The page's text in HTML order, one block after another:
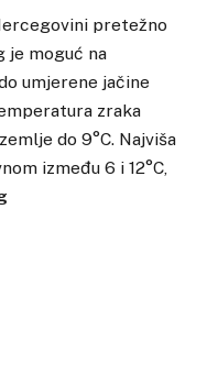
pretežno
je moguć na
umjerene jačine
zraka
do 9°C. Najviša
između 6 i 12°C,